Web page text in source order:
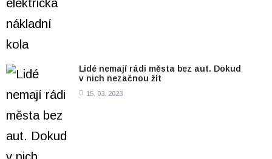
Lidé nemají rádi města bez aut. Dokud
v nich nezačnou žít
15. 03. 2023